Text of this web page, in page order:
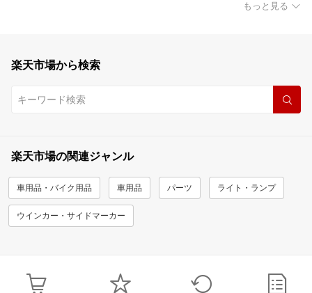
もっと見る
楽天市場から検索
楽天市場の関連ジャンル
車用品・バイク用品 車用品 パーツ ライト・ランプ
ウインカー・サイドマーカー